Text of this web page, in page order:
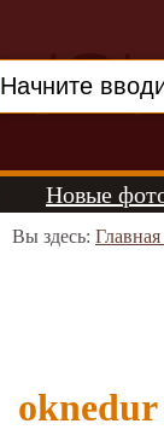
Новые
Вы здесь:
oknedur